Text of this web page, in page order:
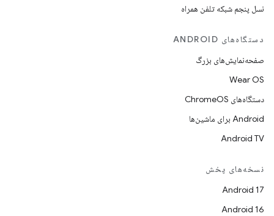
نسل پنجم شبکه تلفن همراه
دستگاه‌های ANDROID
صفحه‌نمایش‌های بزرگ
Wear OS
دستگاه‌های ChromeOS
Android برای ماشین‌ها
Android TV
نسخه‌های پخش
Android 17
Android 16